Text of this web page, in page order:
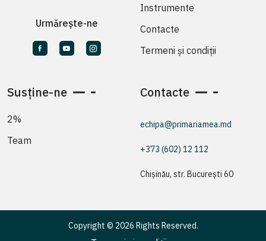
Urmărește-ne
Instrumente
Contacte
Termeni și condiții
Susține-ne
2%
Team
Contacte
echipa@primariamea.md
+373 (602) 12 112
Chișinău, str. București 60
Copyright © 2026 Rights Reserved.